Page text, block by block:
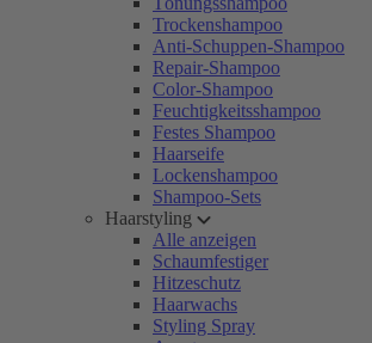
Trockenshampoo
Anti-Schuppen-Shampoo
Repair-Shampoo
Color-Shampoo
Feuchtigkeitsshampoo
Festes Shampoo
Haarseife
Lockenshampoo
Shampoo-Sets
Haarstyling
Alle anzeigen
Schaumfestiger
Hitzeschutz
Haarwachs
Styling Spray